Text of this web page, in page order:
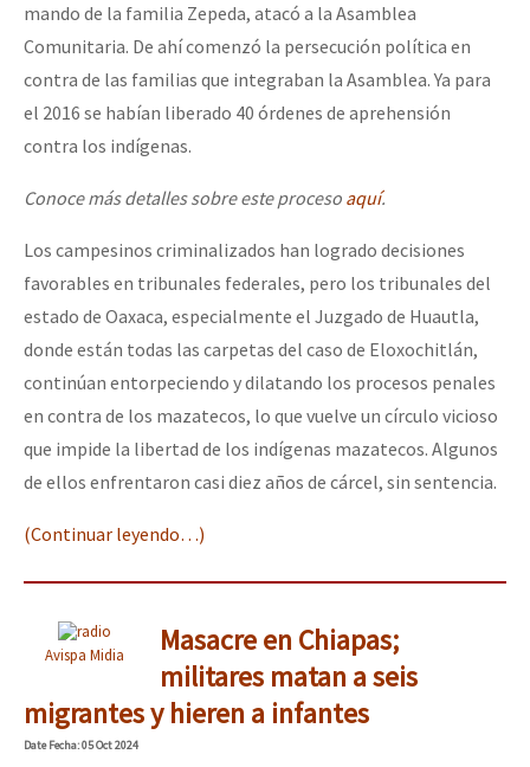
mando de la familia Zepeda, atacó a la Asamblea
Comunitaria. De ahí comenzó la persecución política en
contra de las familias que integraban la Asamblea. Ya para
el 2016 se habían liberado 40 órdenes de aprehensión
contra los indígenas.
Conoce más detalles sobre este proceso aquí.
Los campesinos criminalizados han logrado decisiones
favorables en tribunales federales, pero los tribunales del
estado de Oaxaca, especialmente el Juzgado de Huautla,
donde están todas las carpetas del caso de Eloxochitlán,
continúan entorpeciendo y dilatando los procesos penales
en contra de los mazatecos, lo que vuelve un círculo vicioso
que impide la libertad de los indígenas mazatecos. Algunos
de ellos enfrentaron casi diez años de cárcel, sin sentencia.
(Continuar leyendo…)
Avispa Midia
Masacre en Chiapas;
militares matan a seis
migrantes y hieren a infantes
DateFecha: 05 Oct 2024